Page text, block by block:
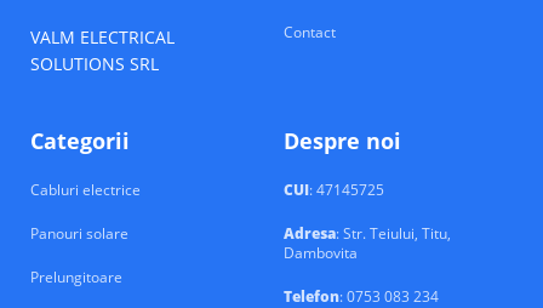
VALM ELECTRICAL
SOLUTIONS SRL
Contact
Categorii
Cabluri electrice
Panouri solare
Prelungitoare
Despre noi
CUI: 47145725
Adresa: Str. Teiului, Titu,
Dambovita
Telefon: 0753 083 234